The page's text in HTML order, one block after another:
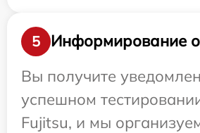
5
Информирование о
Вы получите
успешном
Fujitsu, и мы